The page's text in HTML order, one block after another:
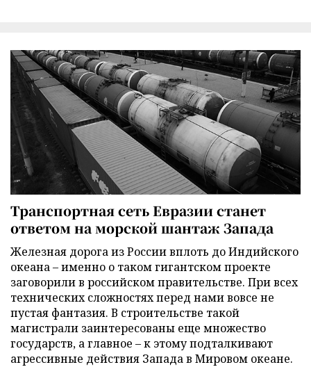
Транспортная сеть Евразии станет
ответом на морской шантаж Запада
Железная дорога из России вплоть до Индийского
океана – именно о таком гигантском проекте
заговорили в российском правительстве. При всех
технических сложностях перед нами вовсе не
пустая фантазия. В строительстве такой
магистрали заинтересованы еще множество
государств, а главное – к этому подталкивают
агрессивные действия Запада в Мировом океане.